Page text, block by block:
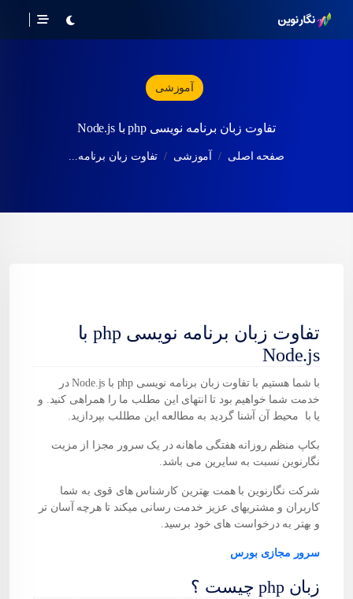
آموزشی
تفاوت زبان برنامه نویسی php با Node.js
صفحه اصلی آموزشی تفاوت زبان برنامه...
تفاوت زبان برنامه نویسی php با
Node.js
با شما هستیم با تفاوت زبان برنامه نویسی php با Node.js در
خدمت شما خواهیم بود تا انتهای این مطلب ما را همراهی کنید. و
یا با محیط آن آشنا گردید به مطالعه این مطللب بپردازید.
بکاپ منظم روزانه هفتگی ماهانه در یک سرور مجزا از مزیت
نگارنوین نسبت به سایرین می باشد.
شرکت نگارنوین با همت بهترین کارشناس های قوی به شما
کاربران و مشتریهای عزیز خدمت رسانی میکند تا هرچه آسان تر
و بهتر به درخواست های خود برسید.
سرور مجازی بورس
زبان php چیست ؟